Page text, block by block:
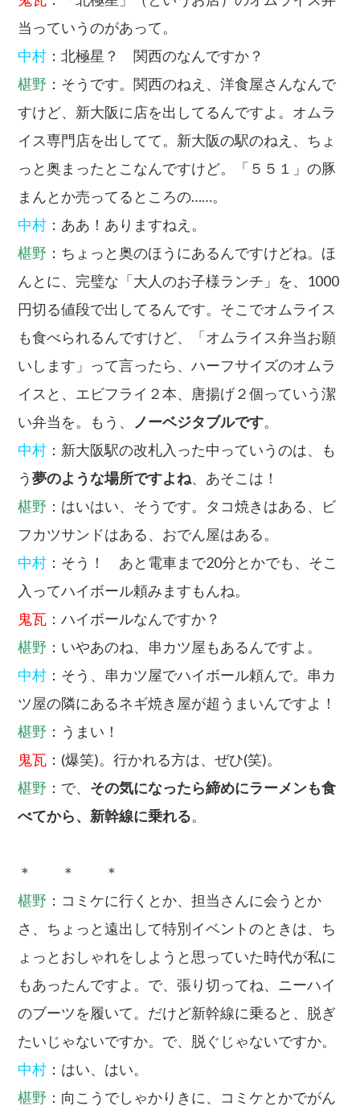
当っていうのがあって。
中村 ：北極星？ 関西のなんですか？
椹野 ：そうです。関西のねえ、洋食屋さんなんで
すけど、新大阪に店を出してるんですよ。オムラ
イス専門店を出してて。新大阪の駅のねえ、ちょ
っと奥まったとこなんですけど。「５５１」の豚
まんとか売ってるところの……。
中村 ：ああ！ありますねえ。
椹野 ：ちょっと奥のほうにあるんですけどね。ほ
んとに、完璧な「大人のお子様ランチ」を、1000
円切る値段で出してるんです。そこでオムライス
も食べられるんですけど、「オムライス弁当お願
いします」って言ったら、ハーフサイズのオムラ
イスと、エビフライ２本、唐揚げ２個っていう潔
い弁当を。もう、
ノーベジタブルです。
中村 ：新大阪駅の改札入った中っていうのは、も
う夢のような場所ですよね、あそこは！
椹野 ：はいはい、そうです。タコ焼きはある、ビ
フカツサンドはある、おでん屋はある。
中村 ：そう！ あと電車まで20分とかでも、そこ
入ってハイボール頼みますもんね。
鬼瓦 ：ハイボールなんですか？
椹野 ：いやあのね、串カツ屋もあるんですよ。
中村 ：そう、串カツ屋でハイボール頼んで。串カ
ツ屋の隣にあるネギ焼き屋が超うまいんですよ！
椹野 ：うまい！
鬼瓦 ：(爆笑)。行かれる方は、ぜひ(笑)。
椹野 ：で、 その気になったら締めにラーメンも食
べてから、新幹線に乗れる。
＊ ＊ ＊
椹野 ：コミケに行くとか、担当さんに会うとか
さ、ちょっと遠出して特別イベントのときは、ち
ょっとおしゃれをしようと思っていた時代が私に
もあったんですよ。で、張り切ってね、ニーハイ
のブーツを履いて。だけど新幹線に乗ると、脱ぎ
たいじゃないですか。で、脱ぐじゃないですか。
中村 ：はい、はい。
椹野 ：向こうでしゃかりきに、コミケとかでがん